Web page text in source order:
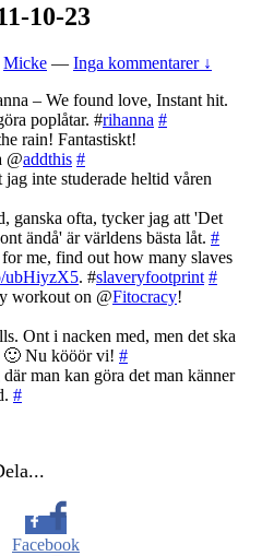
10-23
Micke — Inga kommentarer ↓
– We found love, Instant hit.
poplåtar. #rihanna #
rain! Fantastiskt!
@addthis #
inte studerade heltid våren
ganska ofta, tycker jag att 'Det
ändå' är världens bästa låt. #
me, find out how many slaves
ubHiyzX5. #slaveryfootprint #
workout on @Fitocracy!
Ont i nacken med, men det ska
🙂 Nu kööör vi! #
man kan göra det man känner
#
Facebook